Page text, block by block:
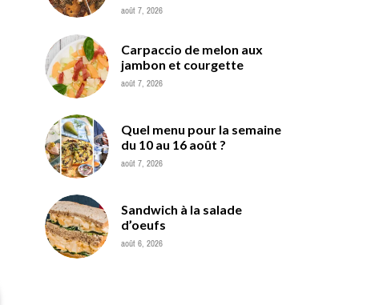
août 7, 2026
Carpaccio de melon aux
jambon et courgette
août 7, 2026
Quel menu pour la semaine
du 10 au 16 août ?
août 7, 2026
Sandwich à la salade
d’oeufs
août 6, 2026